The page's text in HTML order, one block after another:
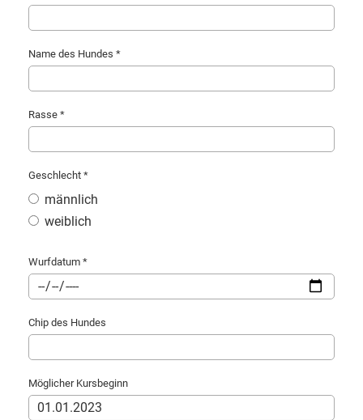
Name des Hundes *
Rasse *
Geschlecht *
männlich
weiblich
Wurfdatum *
Chip des Hundes
Möglicher Kursbeginn